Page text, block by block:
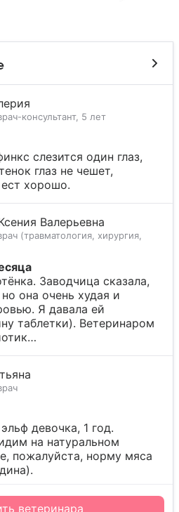
консультант, 5 лет
слезится один глаз,
глаз не чешет,
хорошо.
Валерьевна
(травматология, хирургия,
Заводчица сказала,
она очень худая и
Я давала ей
таблетки). Ветеринаром
девочка, 1 год.
на натуральном
пожалуйста, норму мяса
ветеринара